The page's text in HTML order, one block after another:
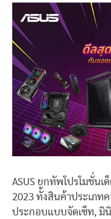
ASUS ยกทัพโปรโมชั่นเ
2023 ทั้งสินค้าประเภท
ประกอบแบบจัดเซ็ท, มินิ